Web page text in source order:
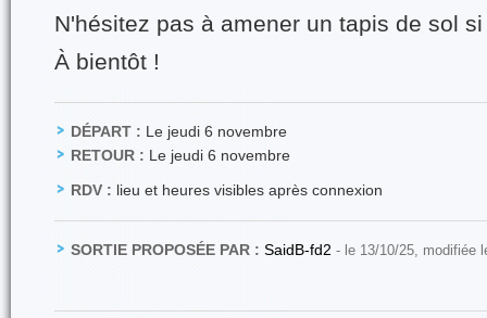
N'hésitez pas à amener un tapis de sol
À bientôt !
DÉPART : Le jeudi 6 novembre
RETOUR : Le jeudi 6 novembre
RDV : lieu et heures visibles après connexion
SORTIE PROPOSÉE PAR : SaidB-fd2 - le 13/10/25, modifiée